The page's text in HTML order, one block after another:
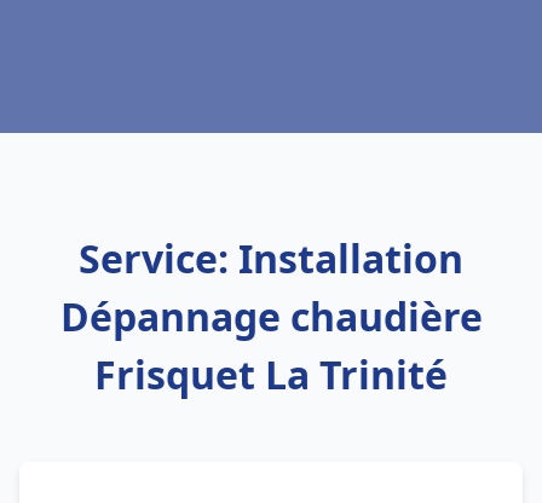
Service: Installation
Dépannage chaudière
Frisquet La Trinité